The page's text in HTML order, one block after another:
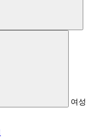
여성